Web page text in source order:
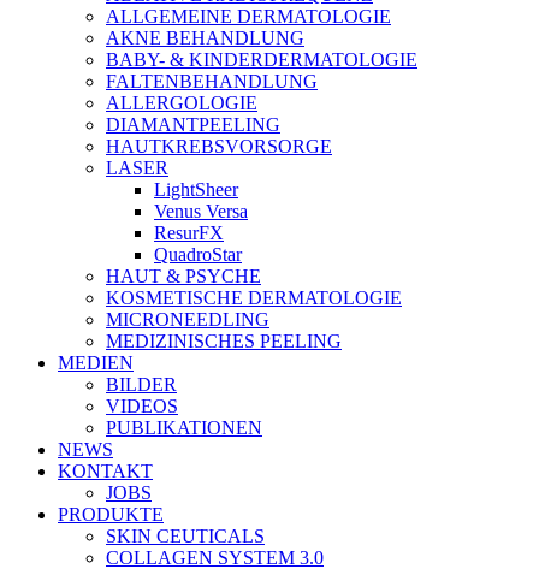
ALLGEMEINE DERMATOLOGIE
AKNE BEHANDLUNG
BABY- & KINDERDERMATOLOGIE
FALTENBEHANDLUNG
ALLERGOLOGIE
DIAMANTPEELING
HAUTKREBSVORSORGE
LASER
LightSheer
Venus Versa
ResurFX
QuadroStar
HAUT & PSYCHE
KOSMETISCHE DERMATOLOGIE
MICRONEEDLING
MEDIZINISCHES PEELING
MEDIEN
BILDER
VIDEOS
PUBLIKATIONEN
NEWS
KONTAKT
JOBS
PRODUKTE
SKIN CEUTICALS
COLLAGEN SYSTEM 3.0